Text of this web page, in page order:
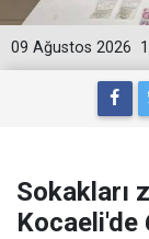
09 Ağustos 2026
Sokakları
Kocaeli'de